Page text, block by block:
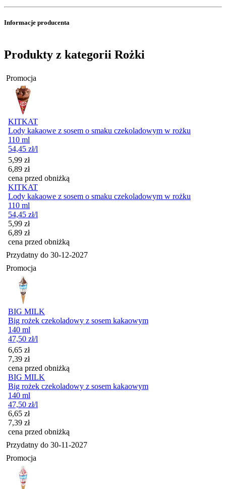
Informacje producenta
Produkty z kategorii Rożki
Promocja
KITKAT
Lody kakaowe z sosem o smaku czekoladowym w rożku
110 ml
54,45 zł/l
Cena promocyjna
5,99 zł
6,89 zł
cena przed obniżką
KITKAT
Lody kakaowe z sosem o smaku czekoladowym w rożku
110 ml
54,45 zł/l
Cena promocyjna
5,99 zł
6,89 zł
cena przed obniżką
Przydatny do 30-12-2027
Promocja
BIG MILK
Big rożek czekoladowy z sosem kakaowym
140 ml
47,50 zł/l
Cena promocyjna
6,65 zł
7,39 zł
cena przed obniżką
BIG MILK
Big rożek czekoladowy z sosem kakaowym
140 ml
47,50 zł/l
Cena promocyjna
6,65 zł
7,39 zł
cena przed obniżką
Przydatny do 30-11-2027
Promocja